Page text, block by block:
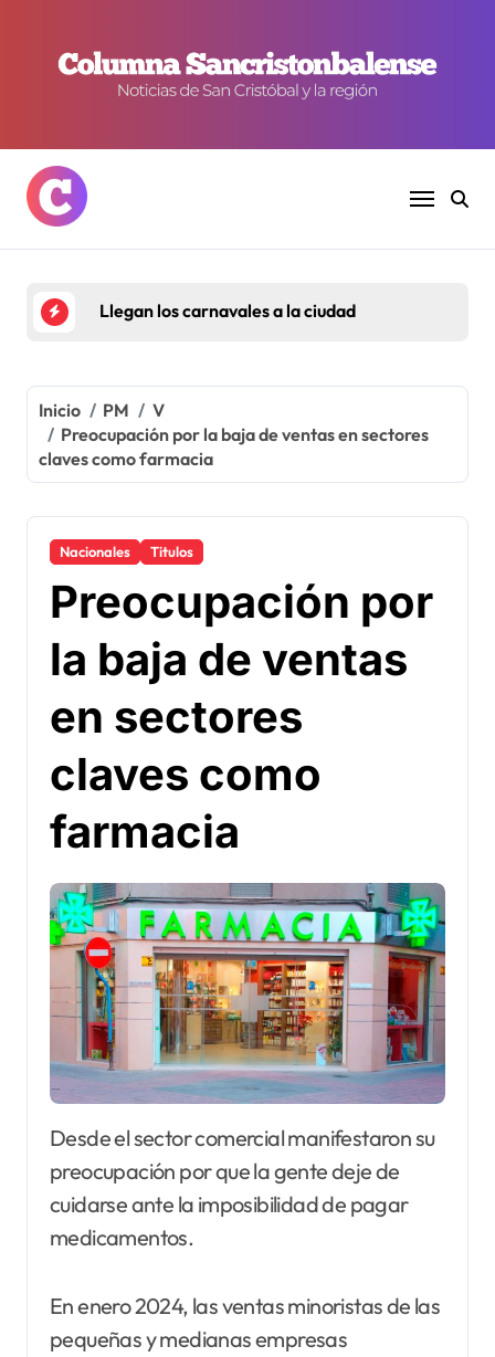
contenido
Llegan los carnavales a la ciudad
Inicio PM
V
Preocupación por la baja de ventas en sectores
claves como farmacia
Nacionales Titulos
Preocupación por
la baja de ventas
en sectores
claves como
farmacia
Desde el sector comercial manifestaron su
preocupación por que la gente deje de
cuidarse ante la imposibilidad de pagar
medicamentos.
En enero 2024, las ventas minoristas de las
pequeñas y medianas empresas